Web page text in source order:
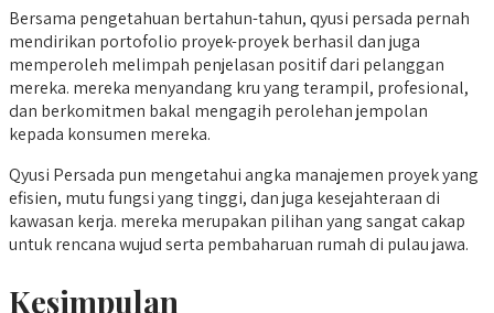
Bersama pengetahuan bertahun-tahun, qyusi persada pernah
mendirikan portofolio proyek-proyek berhasil dan juga
memperoleh melimpah penjelasan positif dari pelanggan
mereka. mereka menyandang kru yang terampil, profesional,
dan berkomitmen bakal mengagih perolehan jempolan
kepada konsumen mereka.
Qyusi Persada pun mengetahui angka manajemen proyek yang
efisien, mutu fungsi yang tinggi, dan juga kesejahteraan di
kawasan kerja. mereka merupakan pilihan yang sangat cakap
untuk rencana wujud serta pembaharuan rumah di pulau jawa.
Kesimpulan